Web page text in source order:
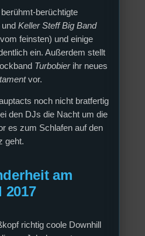
berüchtigte
und Keller Steff Big Band
feinsten) und einige
ein. Außerdem stellt
Turbobierihr neues
vor.
noch nicht bratfertig
den DJs die Nacht um die
es zum Schlafen auf den
geht.
am
2017
richtig coole Downhill